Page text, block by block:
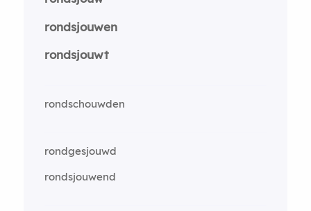
rondsjouwen
rondsjouwt
rondschouwden
rondgesjouwd
rondsjouwend